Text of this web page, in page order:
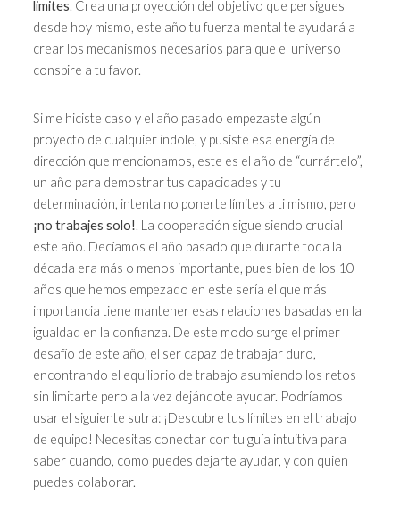
limites. Crea una proyección del objetivo que persigues
desde hoy mismo, este año tu fuerza mental te ayudará a
crear los mecanismos necesarios para que el universo
conspire a tu favor.
Si me hiciste caso y el año pasado empezaste algún
proyecto de cualquier índole, y pusiste esa energía de
dirección que mencionamos, este es el año de “currártelo”,
un año para demostrar tus capacidades y tu
determinación, intenta no ponerte límites a ti mismo, pero
¡no trabajes solo!. La cooperación sigue siendo crucial
este año. Decíamos el año pasado que durante toda la
década era más o menos importante, pues bien de los 10
años que hemos empezado en este sería el que más
importancia tiene mantener esas relaciones basadas en la
igualdad en la confianza. De este modo surge el primer
desafío de este año, el ser capaz de trabajar duro,
encontrando el equilibrio de trabajo asumiendo los retos
sin limitarte pero a la vez dejándote ayudar. Podríamos
usar el siguiente sutra: ¡Descubre tus límites en el trabajo
de equipo! Necesitas conectar con tu guía intuitiva para
saber cuando, como puedes dejarte ayudar, y con quien
puedes colaborar.